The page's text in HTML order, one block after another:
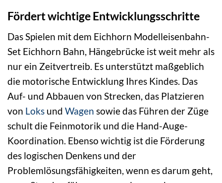
Fördert wichtige Entwicklungsschritte
Das Spielen mit dem Eichhorn Modelleisenbahn-
Set Eichhorn Bahn, Hängebrücke ist weit mehr als
nur ein Zeitvertreib. Es unterstützt maßgeblich
die motorische Entwicklung Ihres Kindes. Das
Auf- und Abbauen von Strecken, das Platzieren
von Loks und Wagen sowie das Führen der Züge
schult die Feinmotorik und die Hand-Auge-
Koordination. Ebenso wichtig ist die Förderung
des logischen Denkens und der
Problemlösungsfähigkeiten, wenn es darum geht,